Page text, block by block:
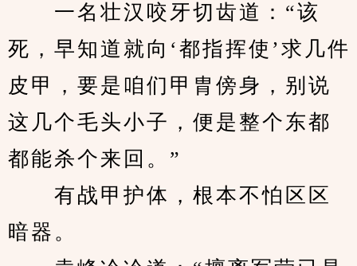
一名壮汉咬牙切齿道：“该
死，早知道就向‘都指挥使’求几件
皮甲，要是咱们甲胄傍身，别说
这几个毛头小子，便是整个东都
都能杀个来回。”
有战甲护体，根本不怕区区
暗器。